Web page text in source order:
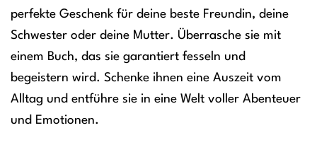
perfekte Geschenk für deine beste Freundin, deine
Schwester oder deine Mutter. Überrasche sie mit
einem Buch, das sie garantiert fesseln und
begeistern wird. Schenke ihnen eine Auszeit vom
Alltag und entführe sie in eine Welt voller Abenteuer
und Emotionen.